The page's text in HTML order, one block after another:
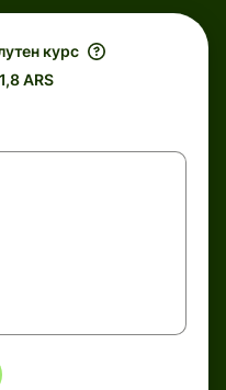
курс
ARS